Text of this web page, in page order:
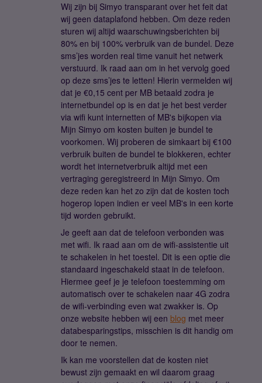
Wij zijn bij Simyo transparant over het feit dat
wij geen dataplafond hebben. Om deze reden
sturen wij altijd waarschuwingsberichten bij
80% en bij 100% verbruik van de bundel. Deze
sms’jes worden real time vanuit het netwerk
verstuurd. Ik raad aan om in het vervolg goed
op deze sms’jes te letten! Hierin vermelden wij
dat je €0,15 cent per MB betaald zodra je
internetbundel op is en dat je het best verder
via wifi kunt internetten of MB's bijkopen via
Mijn Simyo om kosten buiten je bundel te
voorkomen. Wij proberen de simkaart bij €100
verbruik buiten de bundel te blokkeren, echter
wordt het internetverbruik altijd met een
vertraging geregistreerd in Mijn Simyo. Om
deze reden kan het zo zijn dat de kosten toch
hogerop lopen indien er veel MB's in een korte
tijd worden gebruikt.
Je geeft aan dat de telefoon verbonden was
met wifi. Ik raad aan om de wifi-assistentie uit
te schakelen in het toestel. Dit is een optie die
standaard ingeschakeld staat in de telefoon.
Hiermee geef je je telefoon toestemming om
automatisch over te schakelen naar 4G zodra
de wifi-verbinding even wat zwakker is. Op
onze website hebben wij een blog met meer
databesparingstips, misschien is dit handig om
door te nemen.
Ik kan me voorstellen dat de kosten niet
bewust zijn gemaakt en wil daarom graag